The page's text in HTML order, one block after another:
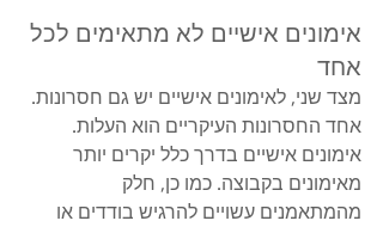
אימונים אישיים לא מתאימים לכל
אחד
מצד שני, לאימונים אישיים יש גם חסרונות.
אחד החסרונות העיקריים הוא העלות.
אימונים אישיים בדרך כלל יקרים יותר
מאימונים בקבוצה. כמו כן, חלק
מהמתאמנים עשויים להרגיש בודדים או